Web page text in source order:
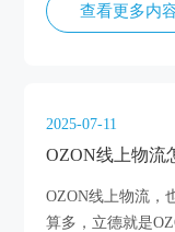
查看更多内
2025-07-11
OZON线上物流
OZON线上物流，
算多，立德就是